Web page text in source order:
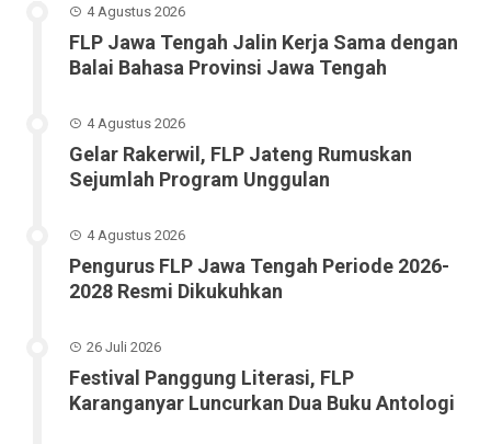
4 Agustus 2026
FLP Jawa Tengah Jalin Kerja Sama dengan
Balai Bahasa Provinsi Jawa Tengah
4 Agustus 2026
Gelar Rakerwil, FLP Jateng Rumuskan
Sejumlah Program Unggulan
4 Agustus 2026
Pengurus FLP Jawa Tengah Periode 2026-
2028 Resmi Dikukuhkan
26 Juli 2026
Festival Panggung Literasi, FLP
Karanganyar Luncurkan Dua Buku Antologi